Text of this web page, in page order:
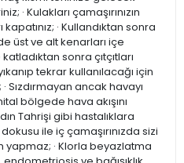
· Kulakları çamaşırınızın
kapatınız; · Kullandıktan sonra
üst ve alt kenarları içe
sonra çıtçıtları
tekrar kullanılacağı için
ancak havayı
bölgede hava akışını
Tahrişi gibi hastalıklara
ile iç çamaşırınızda sizi
yapmaz; · Klorla beyazlatma